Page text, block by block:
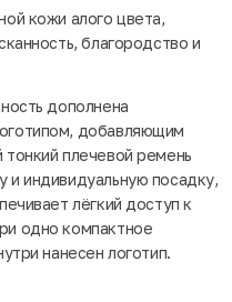
кожи алого цвета,
благородство и
дополнена
добавляющим
плечевой ремень
и индивидуальную посадку,
лёгкий доступ к
одно компактное
нанесен логотип.